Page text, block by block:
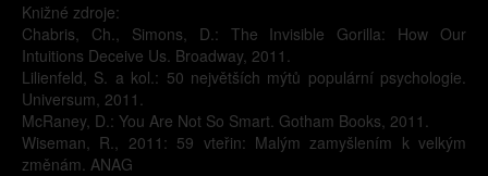
Knižné zdroje:
Chabris, Ch., Simons, D.: The Invisible Gorilla: How Our
Intuitions Deceive Us. Broadway, 2011.
Lilienfeld, S. a kol.: 50 největších mýtů populární psychologie.
Universum, 2011.
McRaney, D.: You Are Not So Smart. Gotham Books, 2011.
Wiseman, R., 2011: 59 vteřin: Malým zamyšlením k velkým
změnám. ANAG